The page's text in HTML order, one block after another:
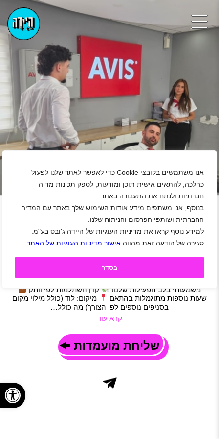
אנו משתמשים בקובצי Cookie כדי לאפשר לאתר שלנו לפעול
כהלכה, להתאים אישית תוכן ומודעות, לספק תכונות מדיה
חברתיות ולנתח את התעבורה באתר.
בנוסף, אנו משתפים מידע אודות השימוש שלך באתר עם המדיה
החברתית ושותפי הפרסום והניתוח שלנו.
למידע נוסף קראו את מדיניות העוגיות של היידה ג'ובס בע"מ.
סגירה של הודעה זאת מהווה אישור מדיניות העוגיות של האתר
בסדר
+
נגן
לנבחרת AVIS דרוש/ה אחראי/ת תפעול ושירות
רמלה לוד|חיילים משוחררים|סטודנטים|משרות שוות|נהגים
מחפש/ת תפקיד תפעולי עם אחריות, גיוון ואופק? אנחנו
מחפשים אחראי/ת תפעול ושירות (משנע/ת) – תפקיד סופר
משמעותי בלב הפעילות שלנו!
קרן השתלמות לפי וותק
שעות נוספות מתוגמלות בהתאם
מיקום: לוד (כולל מילוי מקום
בסניפים נוספים לפי הצורך) מה כולל…
קרא עוד
שליחת מועמדות